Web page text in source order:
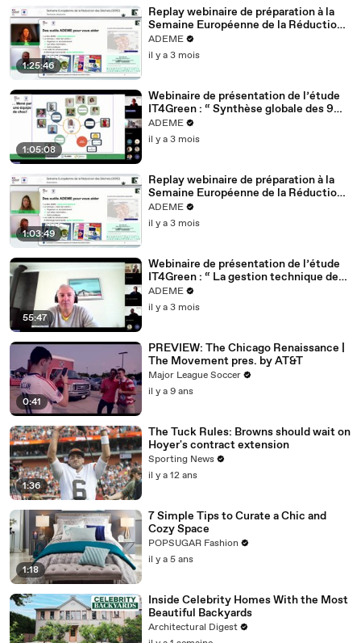
1:25:46
Replay webinaire de préparation à la
Semaine Européenne de la Réduction
des Déchets pour les Territoire
ultramarins 2026
ADEME
il y a 3 mois
1:05:08
Webinaire de présentation de l’étude
IT4Green : “ Synthèse globale des 9
cas d'usage quantifiés”
ADEME
il y a 3 mois
1:03:49
Replay webinaire de préparation à la
Semaine Européenne de la Réduction
des Déchets pour les Associations
2026
ADEME
il y a 3 mois
55:47
Webinaire de présentation de l’étude
IT4Green : “ La gestion technique des
bâtiments (GTB) permet-elle
d'améliorer l'efficacité
environnementale des bâtiments du
ADEME
il y a 3 mois
0:41
PREVIEW: The Chicago Renaissance |
The Movement pres. by AT&T
Major League Soccer
il y a 9 ans
1:36
The Tuck Rules: Browns should wait on
Hoyer's contract extension
Sporting News
il y a 12 ans
1:18
7 Simple Tips to Curate a Chic and
Cozy Space
POPSUGAR Fashion
il y a 5 ans
Inside Celebrity Homes With the Most
Beautiful Backyards
Architectural Digest